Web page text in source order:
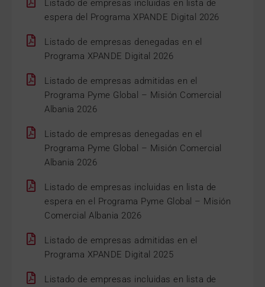
Listado de empresas incluidas en lista de
espera del Programa XPANDE Digital 2026
Listado de empresas denegadas en el
Programa XPANDE Digital 2026
Listado de empresas admitidas en el
Programa Pyme Global – Misión Comercial
Albania 2026
Listado de empresas denegadas en el
Programa Pyme Global – Misión Comercial
Albania 2026
Listado de empresas incluidas en lista de
espera en el Programa Pyme Global – Misión
Comercial Albania 2026
Listado de empresas admitidas en el
Programa XPANDE Digital 2025
Listado de empresas incluidas en lista de